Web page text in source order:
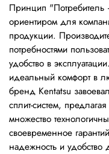
Принцип "Потребитель
ориентиром для
продукции.
потребностями
удобство в
идеальный комфорт в
бренд Kentatsu
сплит-систем,
множество
своевременное
надежность и